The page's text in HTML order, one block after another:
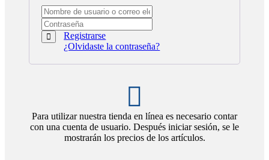
Registrarse
¿Olvidaste la contraseña?
Para utilizar nuestra tienda en línea es necesario contar
con una cuenta de usuario. Después iniciar sesión, se le
mostrarán los precios de los artículos.